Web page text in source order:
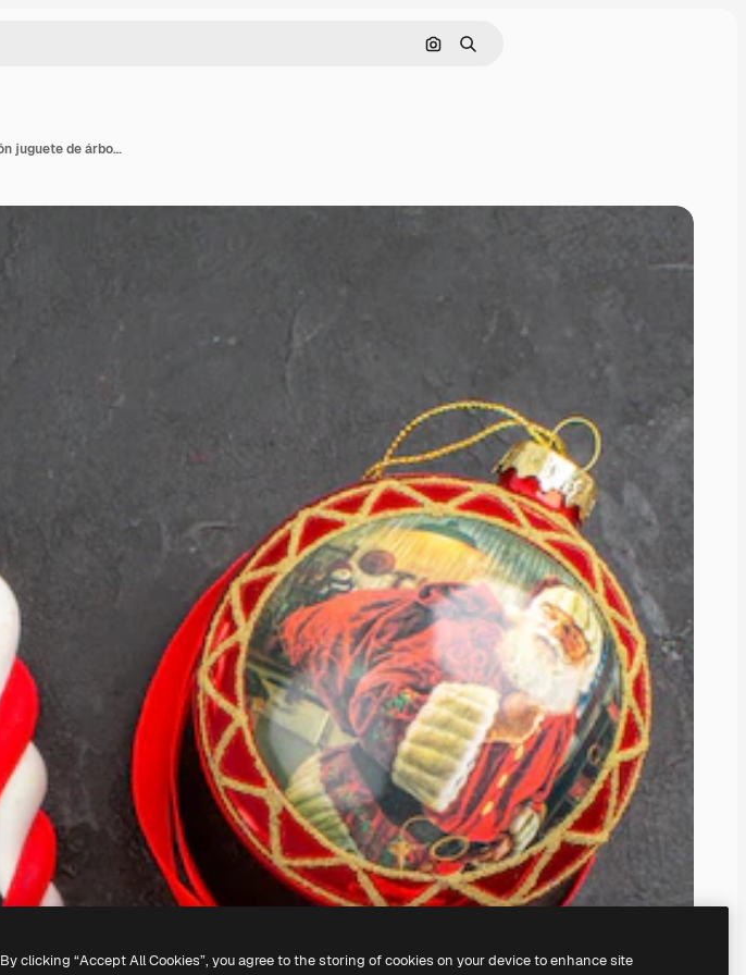
Buscar por imagen
Buscar
Vista inferior de regalos de Navidad en cinta de papel marrón juguete de árbol de Navidad en periódico sobre fondo oscuro
By clicking “Accept All Cookies”, you agree to the storing of cookies on your device to enhance site